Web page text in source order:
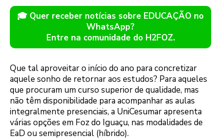
🎓 Quer receber notícias sobre EDUCAÇÃO no
WhatsApp?
Entre na comunidade do H2FOZ.
Que tal aproveitar o início do ano para concretizar
aquele sonho de retornar aos estudos? Para aqueles
que procuram um curso superior de qualidade, mas
não têm disponibilidade para acompanhar as aulas
integralmente presenciais, a UniCesumar apresenta
várias opções em Foz do Iguaçu, nas modalidades de
EaD ou semipresencial (híbrido).